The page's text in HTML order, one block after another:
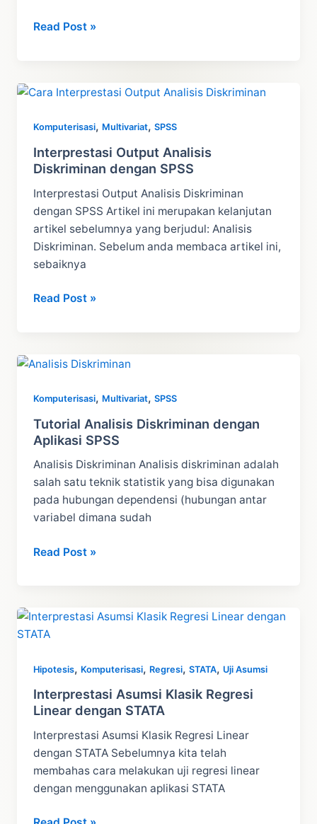
Penjelasan
Diskriminan
SPSS
2
Read Post »
Komputerisasi, Multivariat,SPSS
Interprestasi Output Analisis
Diskriminan dengan SPSS
Interprestasi Output Analisis Diskriminan
dengan SPSS Artikel ini merupakan kelanjutan
artikel sebelumnya yang berjudul: Analisis
Diskriminan. Sebelum anda membaca artikel ini,
sebaiknya
Interprestasi
dengan
Read Post »
Komputerisasi, Multivariat,SPSS
Tutorial Analisis Diskriminan dengan
Aplikasi SPSS
Analisis Diskriminan Analisis diskriminan adalah
salah satu teknik statistik yang bisa digunakan
pada hubungan dependensi (hubungan antar
variabel dimana sudah
Tutorial
Aplikasi
SPSS
Read Post »
Hipotesis, Komputerisasi, Regresi,STATA, Uji Asumsi
Interprestasi Asumsi Klasik Regresi
Linear dengan STATA
Interprestasi Asumsi Klasik Regresi Linear
dengan STATA Sebelumnya kita telah
membahas cara melakukan uji regresi linear
dengan menggunakan aplikasi STATA